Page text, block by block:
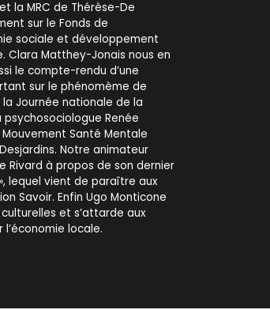
la MRC de Thérèse-De
sur le Fonds de
sociale et développement
Clara Matthey-Jonais nous en
le compte-rendu d’une
sur le phénomème de
Journée nationale de la
Renée
Santé Mentale
Notre animateur
Rivard à propos de son dernier
lequel vient de paraître aux
Savoir. Enfin Ugo Monticone
et s’attarde aux
locale.